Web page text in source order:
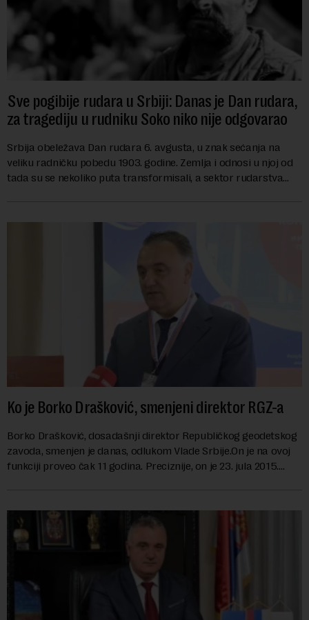
Sve pogibije rudara u Srbiji: Danas je Dan rudara,
za tragediju u rudniku Soko niko nije odgovarao
Srbija obeležava Dan rudara 6. avgusta, u znak sećanja na
veliku radničku pobedu 1903. godine. Zemlja i odnosi u njoj od
tada su se nekoliko puta transformisali, a sektor rudarstva
Ko je Borko Drašković, smenjeni direktor RGZ-a
Borko Drašković, dosadašnji direktor Republičkog geodetskog
zavoda, smenjen je danas, odlukom Vlade Srbije.On je na ovoj
funkciji proveo čak 11 godina. Preciznije, on je 23. jula 2015.